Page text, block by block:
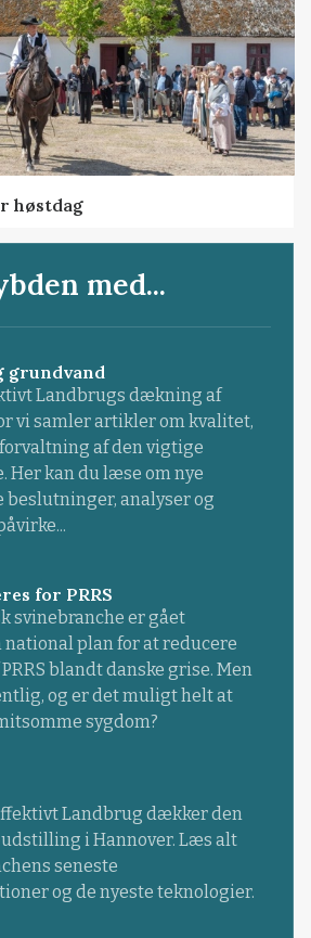
høstdag
med...
grundvand
Landbrugs dækning af
vi samler artikler om kvalitet,
af den vigtige
Her kan du læse om nye
beslutninger, analyser og
for PRRS
svinebranche er gået
national plan for at reducere
blandt danske grise. Men
og er det muligt helt at
sygdom?
Landbrug dækker den
i Hannover. Læs alt
seneste
og de nyeste teknologier.